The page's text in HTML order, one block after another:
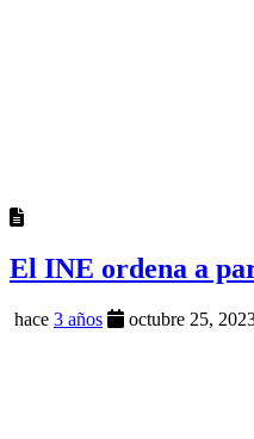
El INE ordena a
hace 3 años octubre 25,